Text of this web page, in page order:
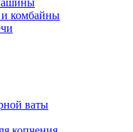
комбайны
ваты